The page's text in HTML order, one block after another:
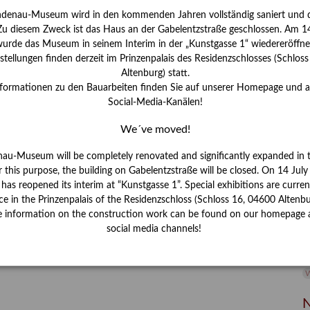
Museum wird in den kommenden Jahren vollständig saniert und
diesem Zweck ist das Haus an der Gabelentzstraße geschlossen. Am
das Museum in seinem Interim in der „Kunstgasse 1“
finden derzeit im Prinzenpalais des Residenzschlosses
Altenburg) statt.
zu den Bauarbeiten finden Sie auf unserer Homepage und
Social-Media-Kanälen!
We´ve moved!
Museum will be completely renovated and significantly expanded in
this purpose, the building on Gabelentzstraße will be closed. On 14
reopened its interim at “Kunstgasse 1”. Special exhibitions are
in the Prinzenpalais of the Residenzschloss (Schloss 16, 04600
information on the construction work can be found on our homepage
social media channels!